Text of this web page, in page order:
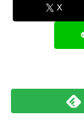
X